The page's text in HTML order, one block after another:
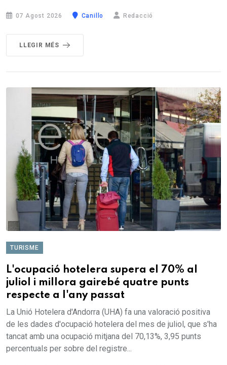
07 Agost 2026 Canillo Redacció
LLEGIR MÉS
TURISME
L'ocupació hotelera supera el 70% al
juliol i millora gairebé quatre punts
respecte a l'any passat
La Unió Hotelera d'Andorra (UHA) fa una valoració positiva
de les dades d'ocupació hotelera del mes de juliol, que s'ha
tancat amb una ocupació mitjana del 70,13%, 3,95 punts
percentuals per sobre del registre...